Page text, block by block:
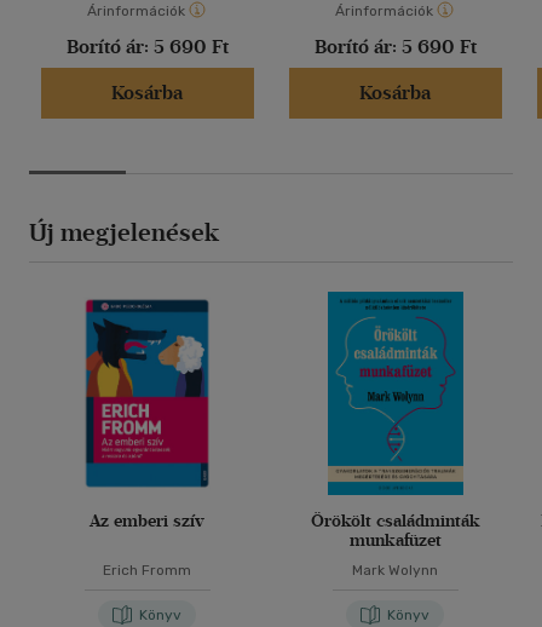
Árinformációk
Borító ár: 5 690 Ft
Kosárba
Árinformációk
Borító ár: 5 690 Ft
Kosárba
Új megjelenések
Az emberi szív
Erich Fromm
Könyv
Örökölt családminták
munkafüzet
Mark Wolynn
Könyv